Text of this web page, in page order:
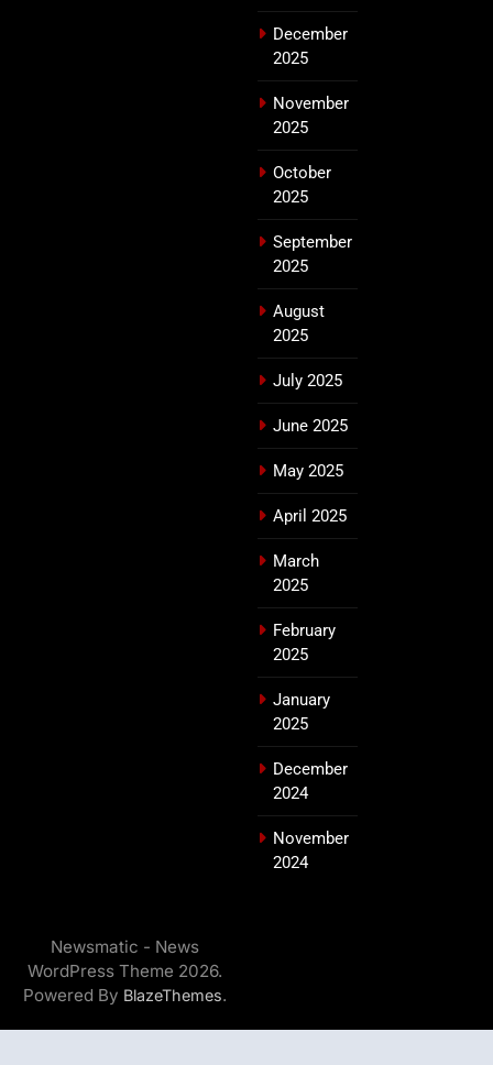
December
2025
November
2025
October
2025
September
2025
August
2025
July 2025
June 2025
May 2025
April 2025
March
2025
February
2025
January
2025
December
2024
November
2024
Newsmatic - News
WordPress Theme 2026.
Powered By BlazeThemes.